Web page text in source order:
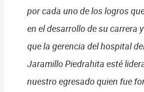
por cada uno de los logros
en el desarrollo de su carrera
que la gerencia del hospital
Jaramillo Piedrahita esté
nuestro egresado quien fue